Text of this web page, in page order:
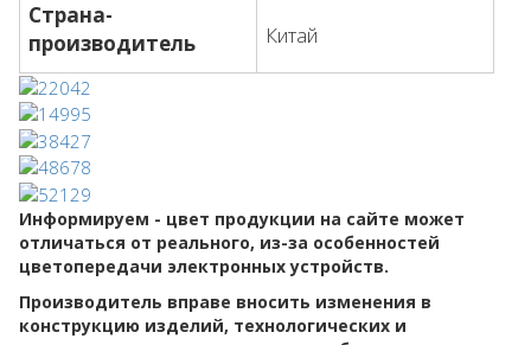
Страна-
производитель
Китай
Информируем - цвет продукции на сайте может
отличаться от реального, из-за особенностей
цветопередачи электронных устройств.
Производитель вправе вносить изменения в
конструкцию изделий, технологических и